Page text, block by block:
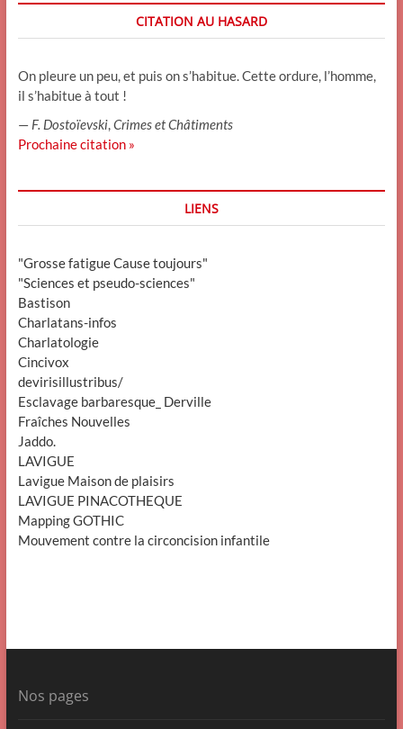
CITATION AU HASARD
On pleure un peu, et puis on s’habitue. Cette ordure, l’homme,
il s’habitue à tout !
— F. Dostoïevski, Crimes et Châtiments
Prochaine citation »
LIENS
"Grosse fatigue Cause toujours"
"Sciences et pseudo-sciences"
Bastison
Charlatans-infos
Charlatologie
Cincivox
devirisillustribus/
Esclavage barbaresque_ Derville
Fraîches Nouvelles
Jaddo.
LAVIGUE
Lavigue Maison de plaisirs
LAVIGUE PINACOTHEQUE
Mapping GOTHIC
Mouvement contre la circoncision infantile
Nos pages